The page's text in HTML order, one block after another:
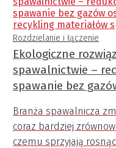
zautomatyzowany
silników elektrycznych
który pozwoli dużo
cenne surowce, z
są wykonane.
Rozdzielanie i łączenie
Ekologiczne
spawalnictwie –
spawanie bez
spawalniczych
Branża spawalnicza
coraz bardziej
czemu sprzyjają